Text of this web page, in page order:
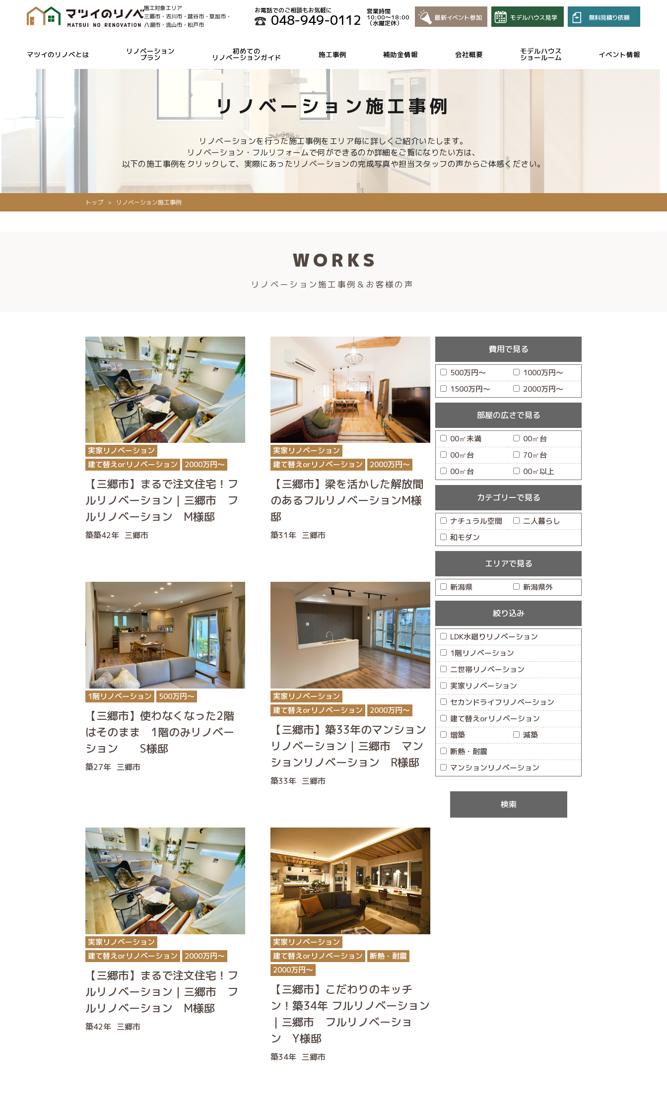
施工対象エリア
三郷市・吉川市・越谷市・草加市・
八潮市・流山市・松戸市
お電話でのご相談もお気軽に
048-949-0112 営業時間
10:00～18:00
（水曜定休）
マツイのリノベとは リノベーション
プラン
初めての
リノベーションガイド 施工事例 補助金情報 会社概要 モデルハウス
ショールーム イベント情報
リノベーション施工事例
リノベーションを行った施工事例をエリア毎に詳しくご紹介いたします。
リノベーション・フルリフォームで何ができるのか詳細をご覧になりたい方は、
以下の施工事例をクリックして、実際にあったリノベーションの完成写真や担当スタッフの声からご体感ください。
トップ リノベーション施工事例
WORKS
リノベーション施工事例＆お客様の声
実家リノベーション
建て替えorリノベーション
2000万円〜
【三郷市】まるで注文住宅！フ
ルリノベーション｜三郷市 フ
ルリノベーション M様邸
築築42年 三郷市
実家リノベーション
建て替えorリノベーション
2000万円〜
【三郷市】梁を活かした解放間
のあるフルリノベーションM様
邸
築31年 三郷市
1階リノベーション 500万円〜
【三郷市】使わなくなった2階
はそのまま 1階のみリノベー
ション S様邸
築27年 三郷市
実家リノベーション
建て替えorリノベーション
2000万円〜
【三郷市】築33年のマンション
リノベーション｜三郷市 マン
ションリノベーション R様邸
築33年 三郷市
実家リノベーション
建て替えorリノベーション
2000万円〜
【三郷市】まるで注文住宅！フ
ルリノベーション｜三郷市 フ
ルリノベーション M様邸
築42年 三郷市
実家リノベーション
建て替えorリノベーション
断熱・耐震
2000万円〜
【三郷市】こだわりのキッチ
ン！築34年 フルリノベーション
｜三郷市 フルリノベーショ
ン Y様邸
築34年 三郷市
費用で見る
500万円〜
1000万円〜
1500万円〜
2000万円〜
部屋の広さで見る
00㎡未満
00㎡台
00㎡台
70㎡台
00㎡台
00㎡以上
カテゴリーで見る
ナチュラル空間
二人暮らし
和モダン
エリアで見る
新潟県 新潟県外
絞り込み
LDK水廻りリノベーション
1階リノベーション
二世帯リノベーション
実家リノベーション
セカンドライフリノベーション
建て替えorリノベーション
増築
減築
断熱・耐震
マンションリノベーション